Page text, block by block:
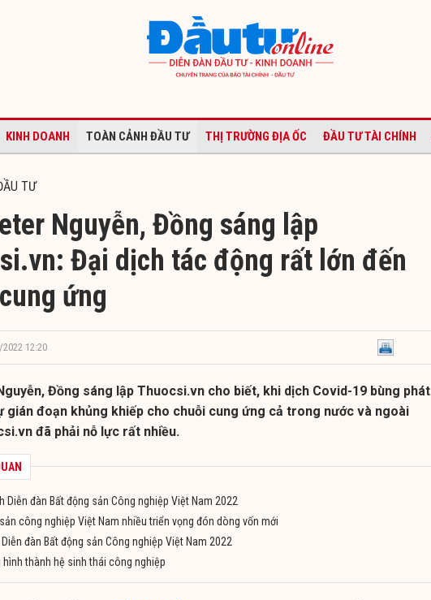
KINH DOANH TOÀN CẢNH ĐẦU TƯ THỊ TRƯỜNG ĐỊA ỐC ĐẦU TƯ TÀI CHÍNH
TƯ
Nguyễn, Đồng sáng lập
Đại dịch tác động rất lớn đến
ứng
12:20
Đồng sáng lập Thuocsi.vn cho biết, khi dịch Covid-19 bùng phát
gián đoạn khủng khiếp cho chuỗi cung ứng cả trong nước và ngoài
đã phải nỗ lực rất nhiều.
Diễn đàn Bất động sản Công nghiệp Việt Nam 2022
công nghiệp Việt Nam nhiều triển vọng đón dòng vốn mới
đàn Bất động sản Công nghiệp Việt Nam 2022
hình thành hệ sinh thái công nghiệp